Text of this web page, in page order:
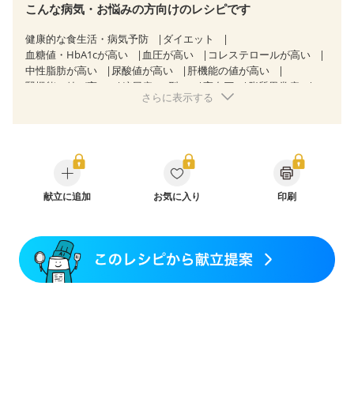
こんな病気・お悩みの方向けのレシピです
健康的な食生活・病気予防
ダイエット
血糖値・HbA1cが高い
血圧が高い
コレステロールが高い
中性脂肪が高い
尿酸値が高い
肝機能の値が高い
腎機能の値が高い
糖尿病（2型） 高血圧
脂質異常症
狭心症 心筋梗塞
糖尿病性腎症（第１期）
糖尿病性腎症（第２期）
糖尿病性腎症（第３期）
CKD（ステージ１）
CKD（ステージ２）
CKD（ステージ３a）
乳がん治療を終えた方・経過観察中の方など
大腸がん（放射線治療中）
飲み込みにくい
食欲がない
消化不良
さらに表示する
献立に追加 お気に入り 印刷